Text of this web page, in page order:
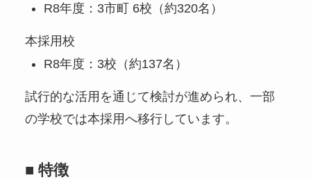
R8年度：3市町 6校（約320名）
本採用校
R8年度：3校（約137名）
試行的な活用を通じて検討が進められ、一部
の学校では本採用へ移行しています。
■ 特徴